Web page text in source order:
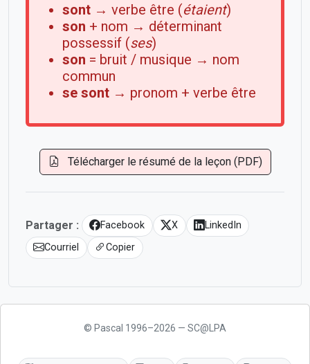
sont → verbe être (étaient)
son + nom → déterminant
possessif (ses)
son = bruit / musique → nom
commun
se sont → pronom + verbe être
Télécharger le résumé de la leçon (PDF)
Partager : Facebook X
LinkedIn
Courriel
Copier
© Pascal 1996–2026 — SC@LPA